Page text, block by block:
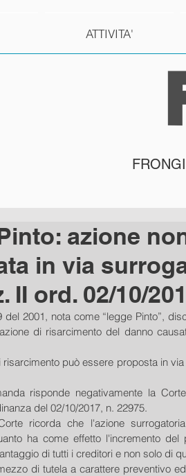
ATTIVITA'
azione
in via
II ord. 02/10/201
del 2001, nota come “legge Pinto”,
di risarcimento del danno
può essere proposta in via
risponde negativamente la
del 02/10/2017, n. 22975.
ricorda che l'azione
ha come effetto l'incremento del
di tutti i creditori e non solo di
di tutela a carattere preventivo